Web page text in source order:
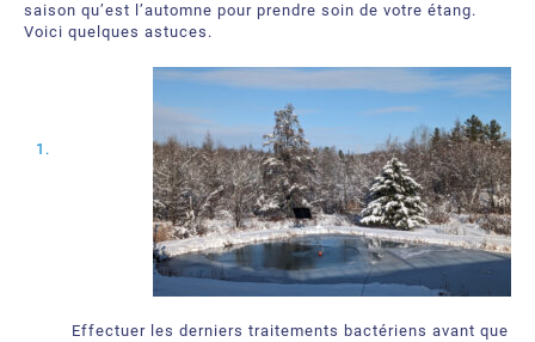
Bureaux et partenaires internationaux
Foire aux Questions
saison qu’est l’automne pour prendre soin de votre étang.
Voici quelques astuces.
Effectuer les derniers traitements bactériens avant que